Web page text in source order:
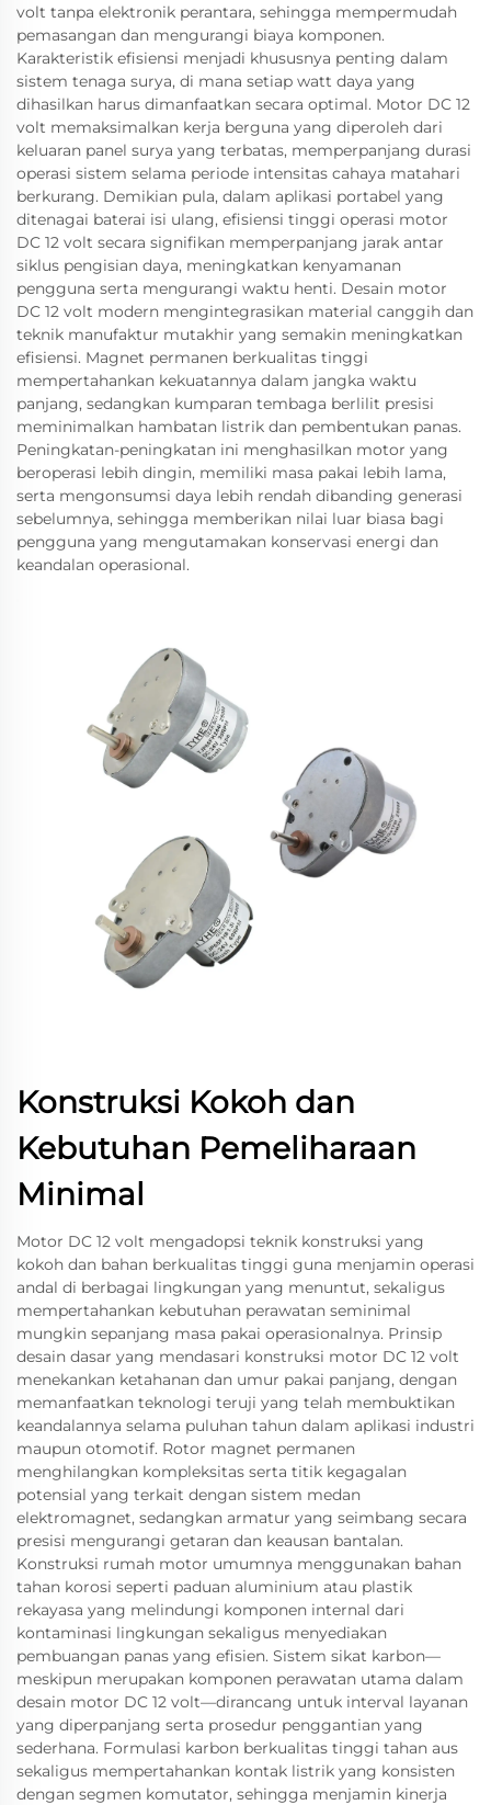
volt tanpa elektronik perantara, sehingga mempermudah
pemasangan dan mengurangi biaya komponen.
Karakteristik efisiensi menjadi khususnya penting dalam
sistem tenaga surya, di mana setiap watt daya yang
dihasilkan harus dimanfaatkan secara optimal. Motor DC 12
volt memaksimalkan kerja berguna yang diperoleh dari
keluaran panel surya yang terbatas, memperpanjang durasi
operasi sistem selama periode intensitas cahaya matahari
berkurang. Demikian pula, dalam aplikasi portabel yang
ditenagai baterai isi ulang, efisiensi tinggi operasi motor
DC 12 volt secara signifikan memperpanjang jarak antar
siklus pengisian daya, meningkatkan kenyamanan
pengguna serta mengurangi waktu henti. Desain motor
DC 12 volt modern mengintegrasikan material canggih dan
teknik manufaktur mutakhir yang semakin meningkatkan
efisiensi. Magnet permanen berkualitas tinggi
mempertahankan kekuatannya dalam jangka waktu
panjang, sedangkan kumparan tembaga berlilit presisi
meminimalkan hambatan listrik dan pembentukan panas.
Peningkatan-peningkatan ini menghasilkan motor yang
beroperasi lebih dingin, memiliki masa pakai lebih lama,
serta mengonsumsi daya lebih rendah dibanding generasi
sebelumnya, sehingga memberikan nilai luar biasa bagi
pengguna yang mengutamakan konservasi energi dan
keandalan operasional.
Konstruksi Kokoh dan
Kebutuhan Pemeliharaan
Minimal
Motor DC 12 volt mengadopsi teknik konstruksi yang
kokoh dan bahan berkualitas tinggi guna menjamin operasi
andal di berbagai lingkungan yang menuntut, sekaligus
mempertahankan kebutuhan perawatan seminimal
mungkin sepanjang masa pakai operasionalnya. Prinsip
desain dasar yang mendasari konstruksi motor DC 12 volt
menekankan ketahanan dan umur pakai panjang, dengan
memanfaatkan teknologi teruji yang telah membuktikan
keandalannya selama puluhan tahun dalam aplikasi industri
maupun otomotif. Rotor magnet permanen
menghilangkan kompleksitas serta titik kegagalan
potensial yang terkait dengan sistem medan
elektromagnet, sedangkan armatur yang seimbang secara
presisi mengurangi getaran dan keausan bantalan.
Konstruksi rumah motor umumnya menggunakan bahan
tahan korosi seperti paduan aluminium atau plastik
rekayasa yang melindungi komponen internal dari
kontaminasi lingkungan sekaligus menyediakan
pembuangan panas yang efisien. Sistem sikat karbon—
meskipun merupakan komponen perawatan utama dalam
desain motor DC 12 volt—dirancang untuk interval layanan
yang diperpanjang serta prosedur penggantian yang
sederhana. Formulasi karbon berkualitas tinggi tahan aus
sekaligus mempertahankan kontak listrik yang konsisten
dengan segmen komutator, sehingga menjamin kinerja